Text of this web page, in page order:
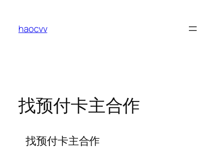
haocvv
找预付卡主合作
找预付卡主合作